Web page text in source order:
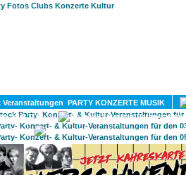
PARTY KONZERTE MUSIK
KULTUR
GAY